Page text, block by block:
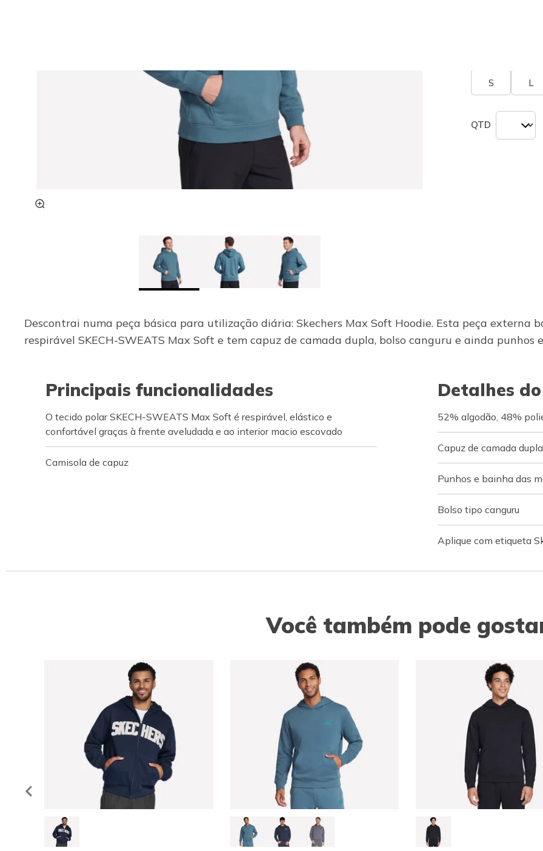
S L
QTD
Descontrai numa peça básica para utilização diária: Skechers Max Soft Hoodie. Esta peça externa
respirável SKECH-SWEATS Max Soft e tem capuz de camada dupla, bolso canguru e ainda punhos
Principais funcionalidades
O tecido polar SKECH-SWEATS Max Soft é respirável, elástico e
confortável graças à frente aveludada e ao interior macio escovado
Camisola de capuz
Detalhes
52% algodão, 48%
Capuz de camada dupla
Punhos e bainha das
Bolso tipo canguru
Aplique com etiqueta
Você também pode